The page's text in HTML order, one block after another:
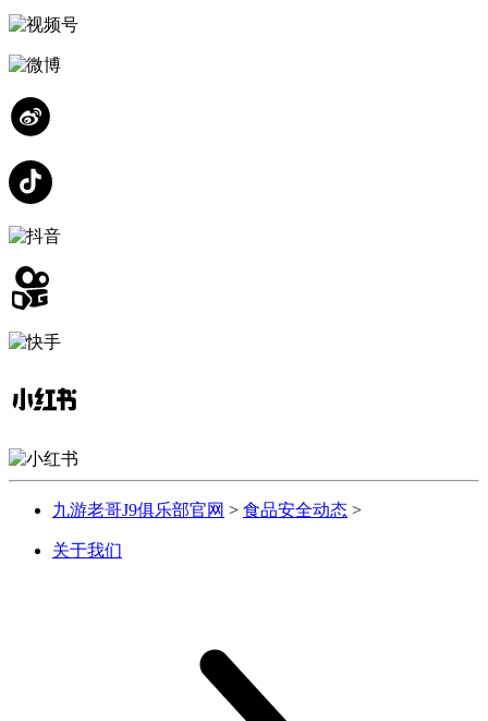
九游老哥J9俱乐部官网 > 食品安全动态 >
关于我们